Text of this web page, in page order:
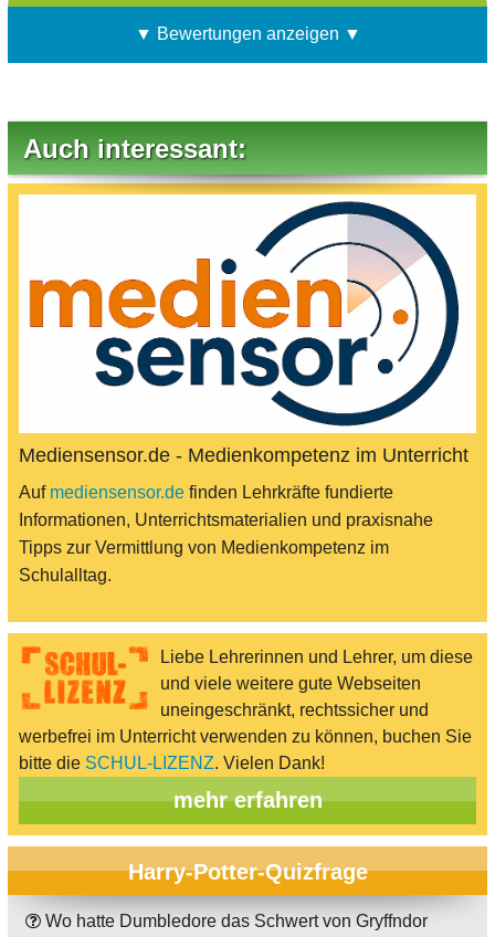
▼ Bewertungen anzeigen ▼
Auch interessant:
Mediensensor.de - Medienkompetenz im Unterricht
Auf mediensensor.de finden Lehrkräfte fundierte
Informationen, Unterrichtsmaterialien und praxisnahe
Tipps zur Vermittlung von Medienkompetenz im
Schulalltag.
Liebe Lehrerinnen und Lehrer, um diese
und viele weitere gute Webseiten
uneingeschränkt, rechtssicher und
werbefrei im Unterricht verwenden zu können, buchen Sie
bitte die SCHUL-LIZENZ. Vielen Dank!
mehr erfahren
Harry-Potter-Quizfrage
Wo hatte Dumbledore das Schwert von Gryffndor